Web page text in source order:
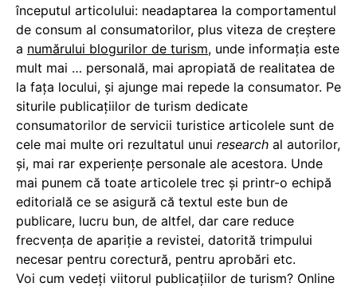
începutul articolului: neadaptarea la comportamentul
de consum al consumatorilor, plus viteza de creştere
a numărului blogurilor de turism, unde informaţia este
mult mai … personală, mai apropiată de realitatea de
la faţa locului, și ajunge mai repede la consumator. Pe
siturile publicaţiilor de turism dedicate
consumatorilor de servicii turistice articolele sunt de
cele mai multe ori rezultatul unui research al autorilor,
şi, mai rar experienţe personale ale acestora. Unde
mai punem că toate articolele trec și printr-o echipă
editorială ce se asigură că textul este bun de
publicare, lucru bun, de altfel, dar care reduce
frecvența de apariție a revistei, datorită trimpului
necesar pentru corectură, pentru aprobări etc.
Voi cum vedeți viitorul publicațiilor de turism? Online